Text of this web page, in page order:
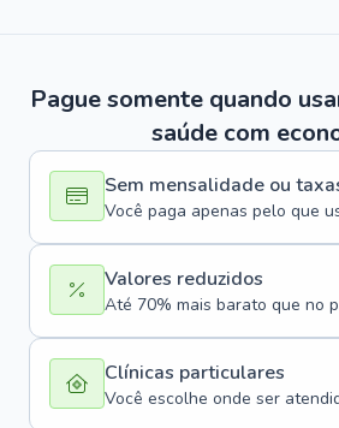
Pague somente quando
saúde com
Sem mensalidade ou
Você paga apenas pelo que
Valores reduzidos
Até 70% mais barato que no
Clínicas particulares
Você escolhe onde ser